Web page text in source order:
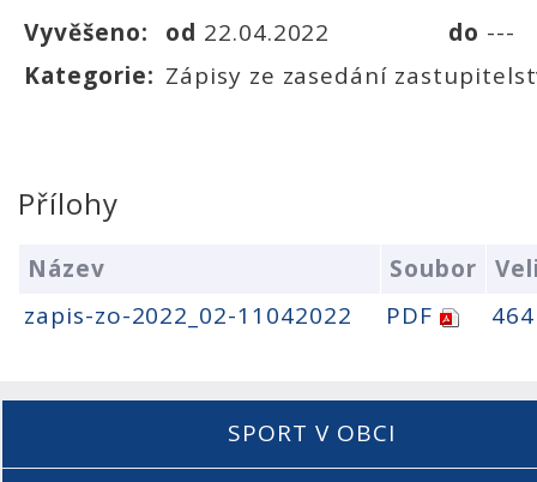
Vyvěšeno: od 22.04.2022 do ---
Kategorie: Zápisy ze zasedání
Přílohy
Název Soubor
zapis-zo-2022_02-11042022
PDF
SPORT V OBCI